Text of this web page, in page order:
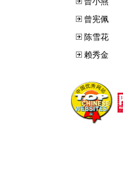
曾宪佩
陈雪花
赖秀金